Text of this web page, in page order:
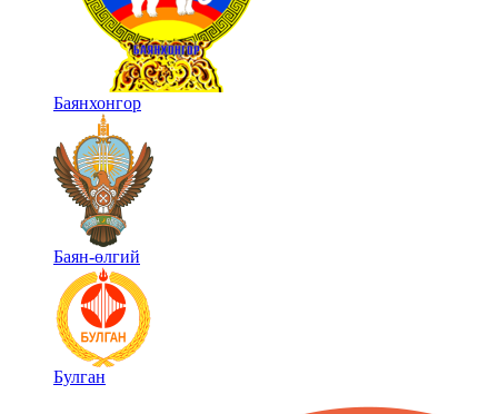
Баянхонгор
Баян-өлгий
Булган